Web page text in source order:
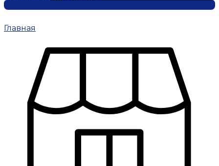
Главная